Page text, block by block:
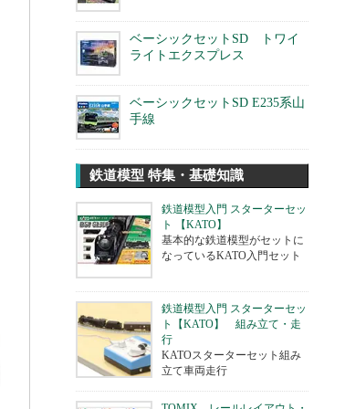
ベーシックセットSD トワイ
ライトエクスプレス
ベーシックセットSD E235系山
手線
鉄道模型 特集・基礎知識
鉄道模型入門 スターターセッ
ト 【KATO】
基本的な鉄道模型がセットに
なっているKATO入門セット
鉄道模型入門 スターターセッ
ト【KATO】 組み立て・走
行
KATOスターターセット組み
立て車両走行